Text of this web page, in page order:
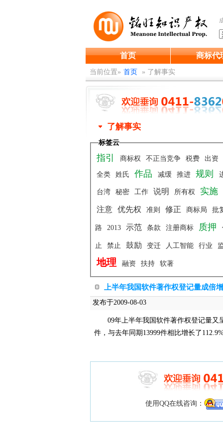
首页 商标代
当前位置» 首页 » 了解事实
了解事实
标签云
指引 商标权 不正当竞争 税费 出资
全类 姓氏 作品 减缓 推进 规则
台湾 秘密 工作 说明 所有权 实施
注意 优先权 准则 修正 商标局 批
路 2013 示范 条款 注册商标 质押
止 禁止 鼓励 变迁 人工智能 行业
地理 融资 扶持 软著
上半年我国软件著作权登记量成倍
发布于2009-08-03
09年上半年我国软件著作权登记量又
件，与去年同期13999件相比增长了
使用QQ在线咨询：